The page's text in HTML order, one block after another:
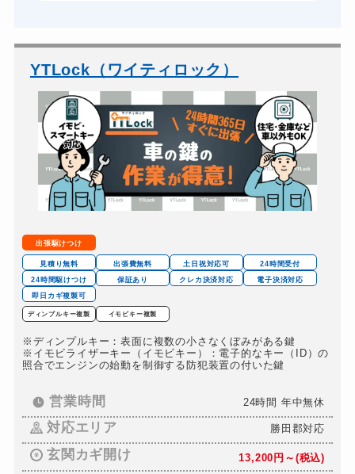
ドアノブカギ交換
YTLock（ワイティロック）
出張駆けつけ
見積り無料 出張費無料 土日祝対応可
24時間受付
24時間駆けつけ
保証あり クレカ決済対応
電子決済対応
即日カギ複製可
ディンプルキー複製 イモビキー複製
※ディンプルキー：表面に複数の小さなくぼみがある鍵
※イモビライザーキー（イモビキー）：電子的なキー（ID）の
照合でエンジンの始動を制御する防犯装置の付いた鍵
営業時間 24時間 年中無休
対応エリア 勝田郡対応
玄関カギ開け 13,200円～(税込)